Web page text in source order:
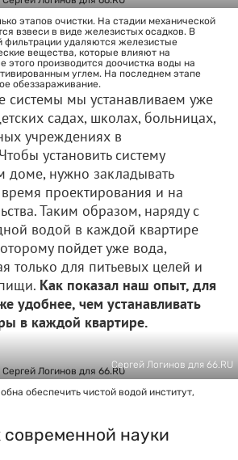
этапов очистки. На стадии механической
взвеси в виде железистых осадков. В
фильтрации удаляются железистые
вещества, которые влияют на
этого производится доочистка воды на
углем. На последнем этапе
обеззараживание.
системы мы устанавливаем уже
садах, школах, больницах,
учреждениях в
установить систему
доме, нужно закладывать
время проектирования и на
Таким образом, наряду с
водой в каждой квартире
пойдет уже вода,
только для питьевых целей и
Как показал наш опыт, для
удобнее, чем устанавливать
в каждой квартире.
Сергей Логинов для 66.RU
обеспечить чистой водой институт,
современной науки